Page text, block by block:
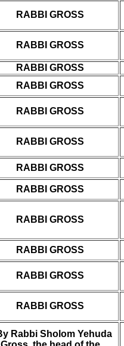
RABBI GROSS
RABBI GROSS
RABBI GROSS
RABBI GROSS
RABBI GROSS
RABBI GROSS
RABBI GROSS
RABBI GROSS
RABBI GROSS
RABBI GROSS
RABBI GROSS
RABBI GROSS
Rabbi Sholom Yehuda